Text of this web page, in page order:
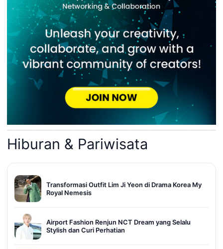
Hiburan & Pariwisata
Transformasi Outfit Lim Ji Yeon di Drama Korea My
Royal Nemesis
Airport Fashion Renjun NCT Dream yang Selalu
Stylish dan Curi Perhatian